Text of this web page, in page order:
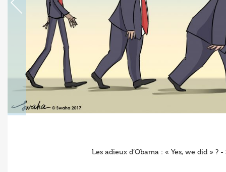
Les adieux d’Obama : « Yes, we did »